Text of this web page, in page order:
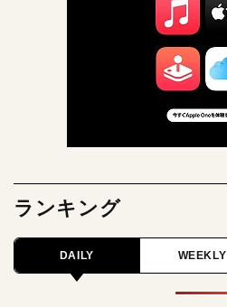
ランキング
DAILY WEEKLY